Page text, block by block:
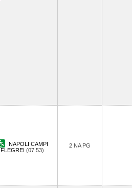
NAPOLI CAMPI
FLEGREI (07.53)
2 NA PG